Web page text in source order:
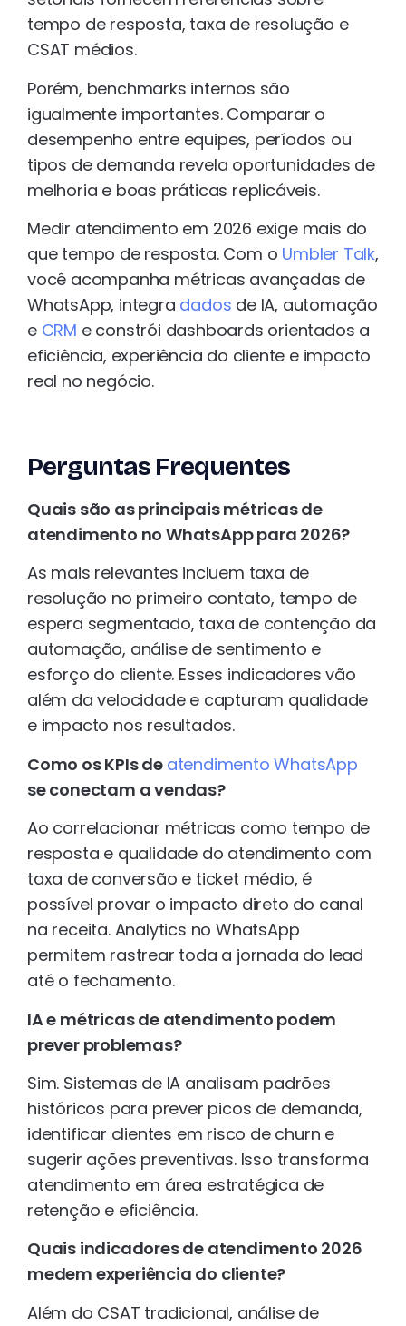
tempo de resposta, taxa de resolução e
CSAT médios.
Porém, benchmarks internos são
igualmente importantes. Comparar o
desempenho entre equipes, períodos ou
tipos de demanda revela oportunidades de
melhoria e boas práticas replicáveis.
Medir atendimento em 2026 exige mais do
que tempo de resposta. Com o Umbler Talk,
você acompanha métricas avançadas de
WhatsApp, integra dados de IA, automação
e CRM e constrói dashboards orientados a
eficiência, experiência do cliente e impacto
real no negócio.
Perguntas Frequentes
Quais são as principais métricas de
atendimento no WhatsApp para 2026?
As mais relevantes incluem taxa de
resolução no primeiro contato, tempo de
espera segmentado, taxa de contenção da
automação, análise de sentimento e
esforço do cliente. Esses indicadores vão
além da velocidade e capturam qualidade
e impacto nos resultados.
Como os KPIs de atendimento WhatsApp
se conectam a vendas?
Ao correlacionar métricas como tempo de
resposta e qualidade do atendimento com
taxa de conversão e ticket médio, é
possível provar o impacto direto do canal
na receita. Analytics no WhatsApp
permitem rastrear toda a jornada do lead
até o fechamento.
IA e métricas de atendimento podem
prever problemas?
Sim. Sistemas de IA analisam padrões
históricos para prever picos de demanda,
identificar clientes em risco de churn e
sugerir ações preventivas. Isso transforma
atendimento em área estratégica de
retenção e eficiência.
Quais indicadores de atendimento 2026
medem experiência do cliente?
Além do CSAT tradicional, análise de